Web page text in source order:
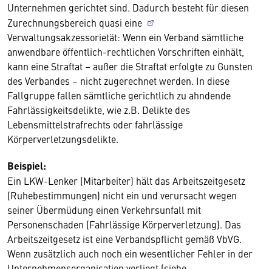
Unternehmen gerichtet sind. Dadurch besteht für diesen
Zurechnungsbereich quasi eine
Verwaltungsakzessorietät: Wenn ein Verband sämtliche
anwendbare öffentlich-rechtlichen Vorschriften einhält,
kann eine Straftat – außer die Straftat erfolgte zu Gunsten
des Verbandes – nicht zugerechnet werden. In diese
Fallgruppe fallen sämtliche gerichtlich zu ahndende
Fahrlässigkeitsdelikte, wie z.B. Delikte des
Lebensmittelstrafrechts oder fahrlässige
Körperverletzungsdelikte.
Beispiel:
Ein LKW-Lenker (Mitarbeiter) hält das Arbeitszeitgesetz
(Ruhebestimmungen) nicht ein und verursacht wegen
seiner Übermüdung einen Verkehrsunfall mit
Personenschaden (Fahrlässige Körperverletzung). Das
Arbeitszeitgesetz ist eine Verbandspflicht gemäß VbVG.
Wenn zusätzlich auch noch ein wesentlicher Fehler in der